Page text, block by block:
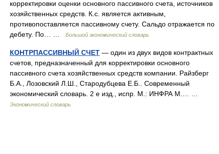
корректировки оценки основного пассивного счета, источников
хозяйственных средств. К.с. является активным,
противопоставляется пассивному счету. Сальдо отражается по
дебету. По… …
Большой экономический словарь
КОНТРПАССИВНЫЙ СЧЕТ — один из двух видов контрактных
счетов, предназначенный для корректировки основного
пассивного счета хозяйственных средств компании. Райзберг
Б.А., Лозовский Л.Ш., Стародубцева Е.Б.. Современный
экономический словарь. 2 е изд., испр. М.: ИНФРА М.… …
Экономический словарь